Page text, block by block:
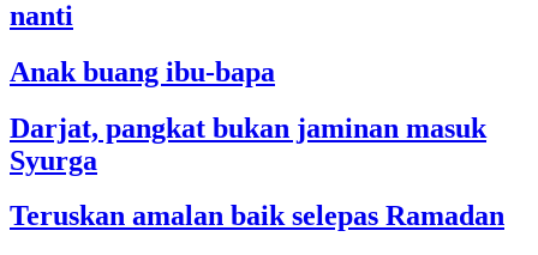
nanti
Anak buang ibu-bapa
Darjat, pangkat bukan jaminan masuk
Syurga
Teruskan amalan baik selepas Ramadan